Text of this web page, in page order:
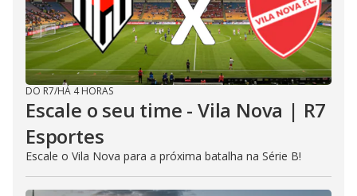
DO R7/HÁ 4 HORAS
Escale o seu time - Vila Nova | R7
Esportes
Escale o Vila Nova para a próxima batalha na Série B!